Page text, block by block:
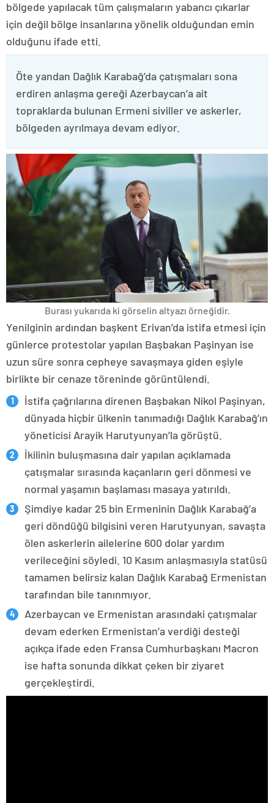
bölgede yapılacak tüm çalışmaların yabancı çıkarlar
için değil bölge insanlarına yönelik olduğundan emin
olduğunu ifade etti.
Öte yandan Dağlık Karabağ’da çatışmaları sona
erdiren anlaşma gereği Azerbaycan’a ait
topraklarda bulunan Ermeni siviller ve askerler,
bölgeden ayrılmaya devam ediyor.
Burası yukarıda ki görselin altyazı örneğidir.
Yenilginin ardından başkent Erivan’da istifa etmesi için
günlerce protestolar yapılan Başbakan Paşinyan ise
uzun süre sonra cepheye savaşmaya giden eşiyle
birlikte bir cenaze töreninde görüntülendi.
İstifa çağrılarına direnen Başbakan Nikol Paşinyan,
dünyada hiçbir ülkenin tanımadığı Dağlık Karabağ’ın
yöneticisi Arayik Harutyunyan’la görüştü.
İkilinin buluşmasına dair yapılan açıklamada
çatışmalar sırasında kaçanların geri dönmesi ve
normal yaşamın başlaması masaya yatırıldı.
Şimdiye kadar 25 bin Ermeninin Dağlık Karabağ’a
geri döndüğü bilgisini veren Harutyunyan, savaşta
ölen askerlerin ailelerine 600 dolar yardım
verileceğini söyledi. 10 Kasım anlaşmasıyla statüsü
tamamen belirsiz kalan Dağlık Karabağ Ermenistan
tarafından bile tanınmıyor.
Azerbaycan ve Ermenistan arasındaki çatışmalar
devam ederken Ermenistan’a verdiği desteği
açıkça ifade eden Fransa Cumhurbaşkanı Macron
ise hafta sonunda dikkat çeken bir ziyaret
gerçekleştirdi.